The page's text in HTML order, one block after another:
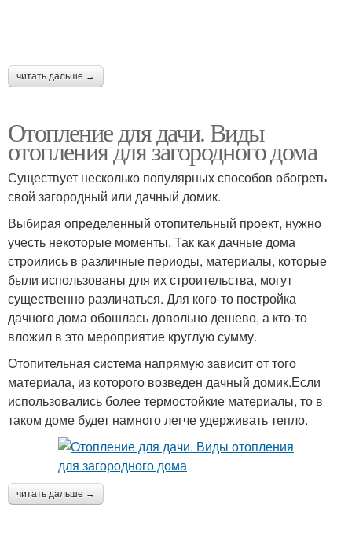
читать дальше →
Отопление для дачи. Виды
отопления для загородного дома
Существует несколько популярных способов обогреть
свой загородный или дачный домик.
Выбирая определенный отопительный проект, нужно
учесть некоторые моменты. Так как дачные дома
строились в различные периоды, материалы, которые
были использованы для их строительства, могут
существенно различаться. Для кого-то постройка
дачного дома обошлась довольно дешево, а кто-то
вложил в это мероприятие круглую сумму.
Отопительная система напрямую зависит от того
материала, из которого возведен дачный домик.Если
использовались более термостойкие материалы, то в
таком доме будет намного легче удерживать тепло.
читать дальше →